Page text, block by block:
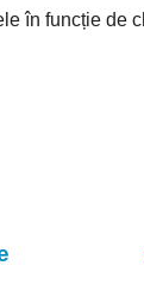
în funcție de